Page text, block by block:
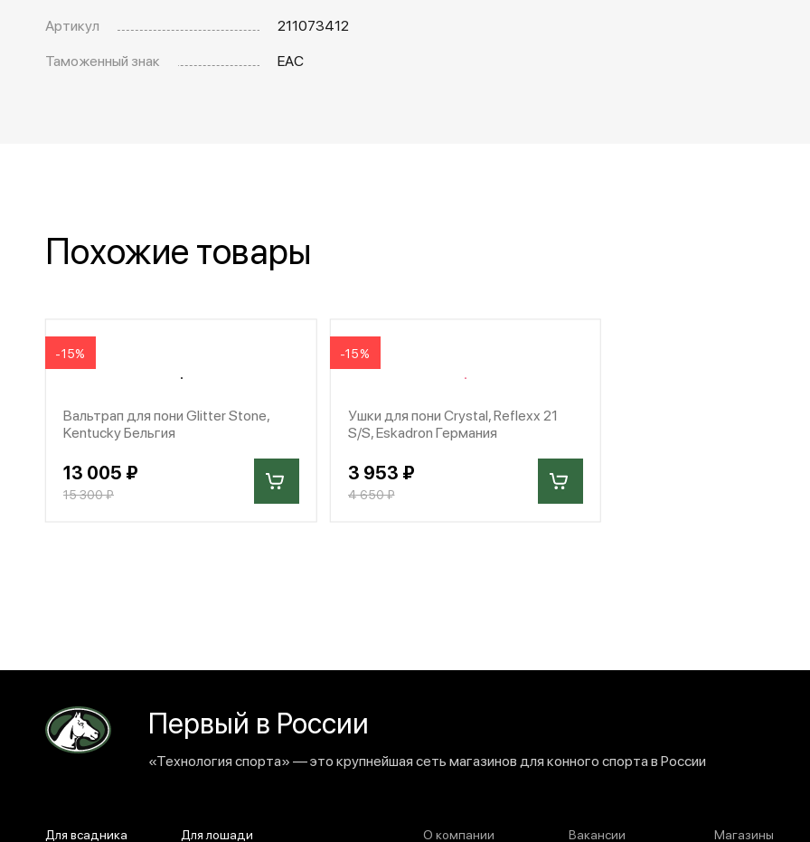
Артикул
211073412
Таможенный знак
EAC
Похожие товары
-15%
Вальтрап для пони Glitter Stone,
Kentucky Бельгия
13 005 ₽
15 300 ₽
-15%
Ушки для пони Crystal, Reflexx 21
S/S, Eskadron Германия
3 953 ₽
4 650 ₽
Первый в России
«Технология спорта» — это крупнейшая сеть магазинов для конного спорта в России
Для всадника Для лошади О компании Вакансии Магазины